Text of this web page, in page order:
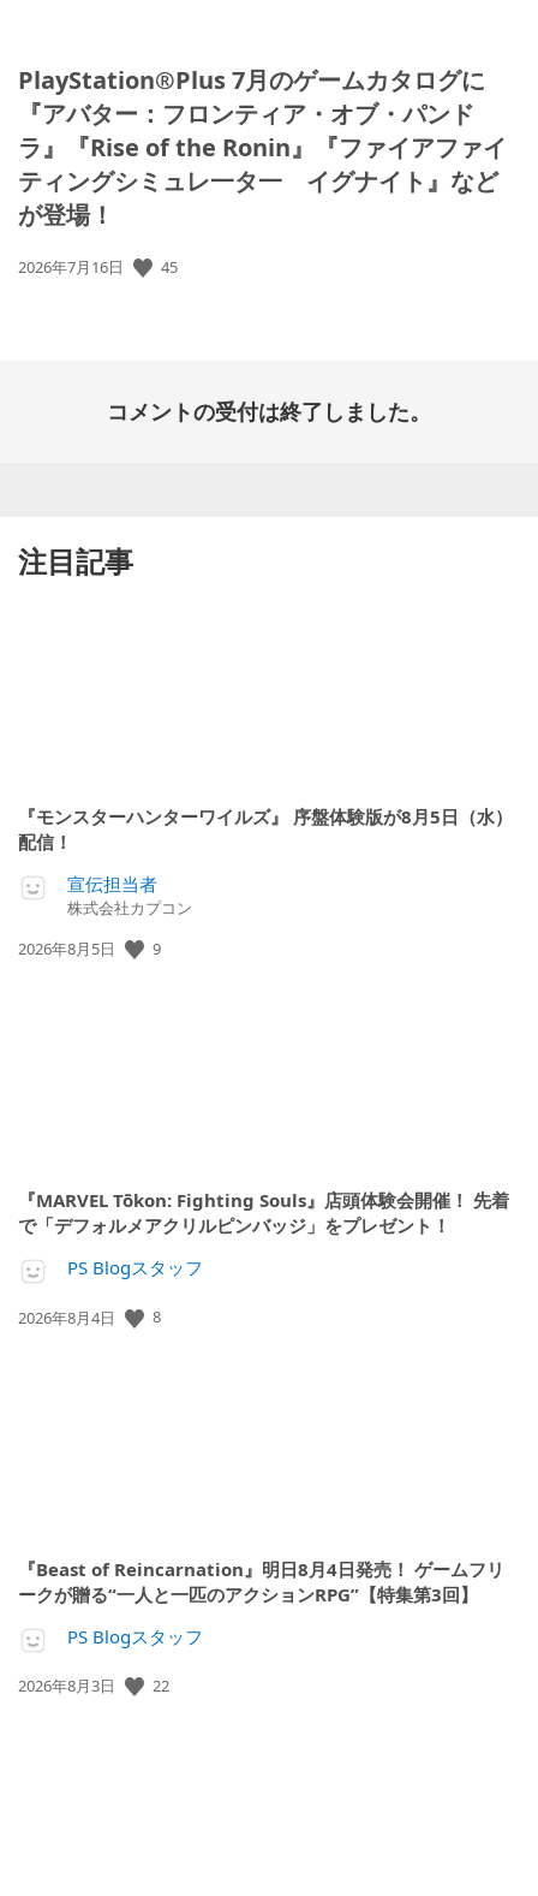
PlayStation®Plus 7月のゲームカタログに
『アバター：フロンティア・オブ・パンド
ラ』『Rise of the Ronin』『ファイアファイ
ティングシミュレ一タ一 イグナイト』など
が登場！
公
2026年7月16日 45
コメントの受付は終了しました。
注目記事
『モンスターハンターワイルズ』 序盤体験版が8月5日（水）
配信！
宣伝担当者
株式会社カプコン
公
2026年8月5日 9
『MARVEL Tōkon: Fighting Souls』店頭体験会開催！ 先着
で「デフォルメアクリルピンバッジ」をプレゼント！
PS Blogスタッフ
公
2026年8月4日 8
『Beast of Reincarnation』明日8月4日発売！ ゲームフリ
ークが贈る“一人と一匹のアクションRPG”【特集第3回】
PS Blogスタッフ
公
2026年8月3日 22